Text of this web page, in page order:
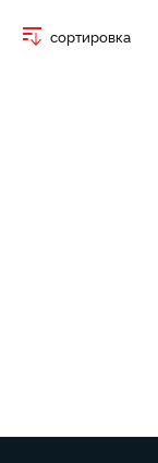
сортировка